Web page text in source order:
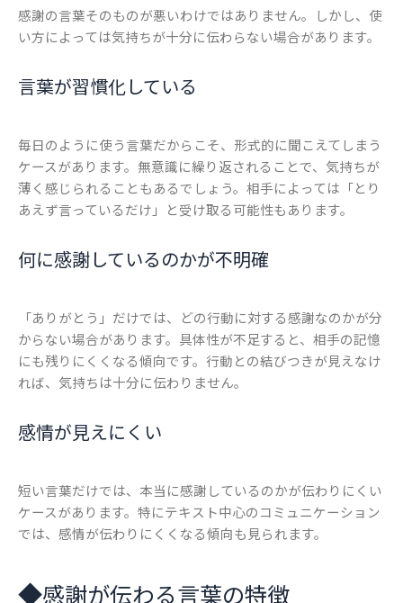
感謝の言葉そのものが悪いわけではありません。しかし、使
い方によっては気持ちが十分に伝わらない場合があります。
言葉が習慣化している
毎日のように使う言葉だからこそ、形式的に聞こえてしまう
ケースがあります。無意識に繰り返されることで、気持ちが
薄く感じられることもあるでしょう。相手によっては「とり
あえず言っているだけ」と受け取る可能性もあります。
何に感謝しているのかが不明確
「ありがとう」だけでは、どの行動に対する感謝なのかが分
からない場合があります。具体性が不足すると、相手の記憶
にも残りにくくなる傾向です。行動との結びつきが見えなけ
れば、気持ちは十分に伝わりません。
感情が見えにくい
短い言葉だけでは、本当に感謝しているのかが伝わりにくい
ケースがあります。特にテキスト中心のコミュニケーション
では、感情が伝わりにくくなる傾向も見られます。
◆感謝が伝わる言葉の特徴